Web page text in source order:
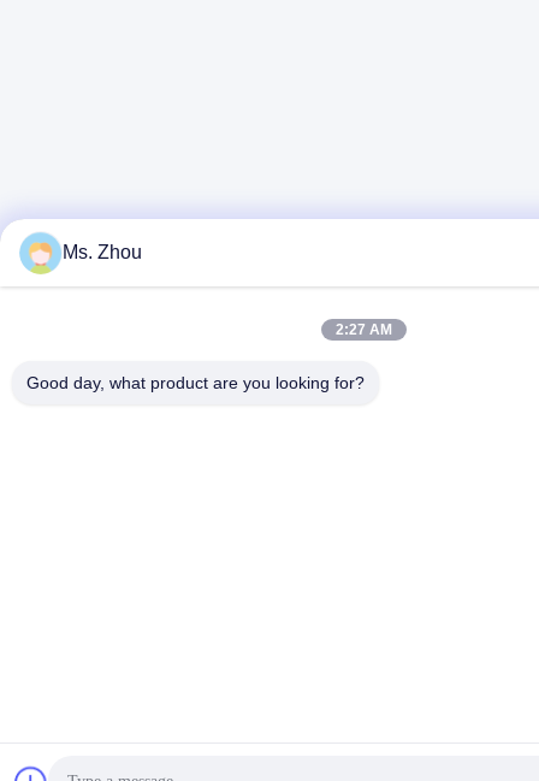
Ms. Zhou
2:27 AM
Good day, what product are you looking for?